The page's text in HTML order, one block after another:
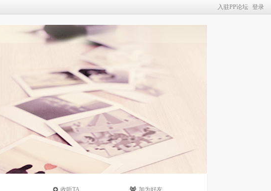
入驻PP论坛 登录
收听TA
加为好友